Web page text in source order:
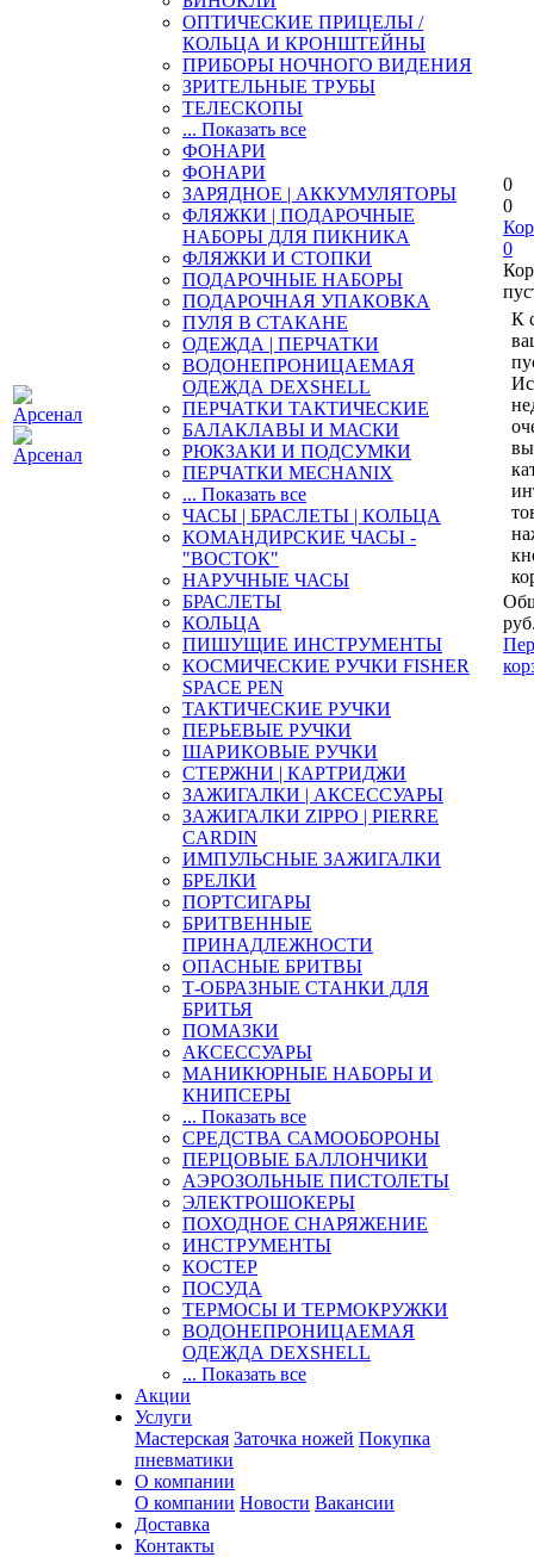
ОПТИЧЕСКИЕ ПРИЦЕЛЫ /
КОЛЬЦА И КРОНШТЕЙНЫ
ПРИБОРЫ НОЧНОГО ВИДЕНИЯ
ЗРИТЕЛЬНЫЕ ТРУБЫ
ТЕЛЕСКОПЫ
... Показать все
ФОНАРИ
ФОНАРИ
ЗАРЯДНОЕ | АККУМУЛЯТОРЫ
ФЛЯЖКИ | ПОДАРОЧНЫЕ
НАБОРЫ ДЛЯ ПИКНИКА
ФЛЯЖКИ И СТОПКИ
ПОДАРОЧНЫЕ НАБОРЫ
ПОДАРОЧНАЯ УПАКОВКА
ПУЛЯ В СТАКАНЕ
ОДЕЖДА | ПЕРЧАТКИ
ВОДОНЕПРОНИЦАЕМАЯ
ОДЕЖДА DEXSHELL
ПЕРЧАТКИ ТАКТИЧЕСКИЕ
БАЛАКЛАВЫ И МАСКИ
РЮКЗАКИ И ПОДСУМКИ
ПЕРЧАТКИ MECHANIX
... Показать все
ЧАСЫ | БРАСЛЕТЫ | КОЛЬЦА
КОМАНДИРСКИЕ ЧАСЫ -
"ВОСТОК"
НАРУЧНЫЕ ЧАСЫ
БРАСЛЕТЫ
КОЛЬЦА
ПИШУЩИЕ ИНСТРУМЕНТЫ
КОСМИЧЕСКИЕ РУЧКИ FISHER
SPACE PEN
ТАКТИЧЕСКИЕ РУЧКИ
ПЕРЬЕВЫЕ РУЧКИ
ШАРИКОВЫЕ РУЧКИ
СТЕРЖНИ | КАРТРИДЖИ
ЗАЖИГАЛКИ | АКСЕССУАРЫ
ЗАЖИГАЛКИ ZIPPO | PIERRE
CARDIN
ИМПУЛЬСНЫЕ ЗАЖИГАЛКИ
БРЕЛКИ
ПОРТСИГАРЫ
БРИТВЕННЫЕ
ПРИНАДЛЕЖНОСТИ
ОПАСНЫЕ БРИТВЫ
Т-ОБРАЗНЫЕ СТАНКИ ДЛЯ
БРИТЬЯ
ПОМАЗКИ
АКСЕССУАРЫ
МАНИКЮРНЫЕ НАБОРЫ И
КНИПСЕРЫ
... Показать все
СРЕДСТВА САМООБОРОНЫ
ПЕРЦОВЫЕ БАЛЛОНЧИКИ
АЭРОЗОЛЬНЫЕ ПИСТОЛЕТЫ
ЭЛЕКТРОШОКЕРЫ
ПОХОДНОЕ СНАРЯЖЕНИЕ
ИНСТРУМЕНТЫ
КОСТЕР
ПОСУДА
ТЕРМОСЫ И ТЕРМОКРУЖКИ
ВОДОНЕПРОНИЦАЕМАЯ
ОДЕЖДА DEXSHELL
... Показать все
Акции
Услуги
Мастерская Заточка ножей Покупка
пневматики
О компании
О компании Новости Вакансии
Доставка
Контакты
0
0
0
К